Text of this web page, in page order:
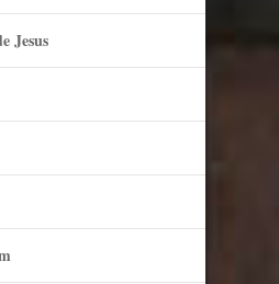
Jesus